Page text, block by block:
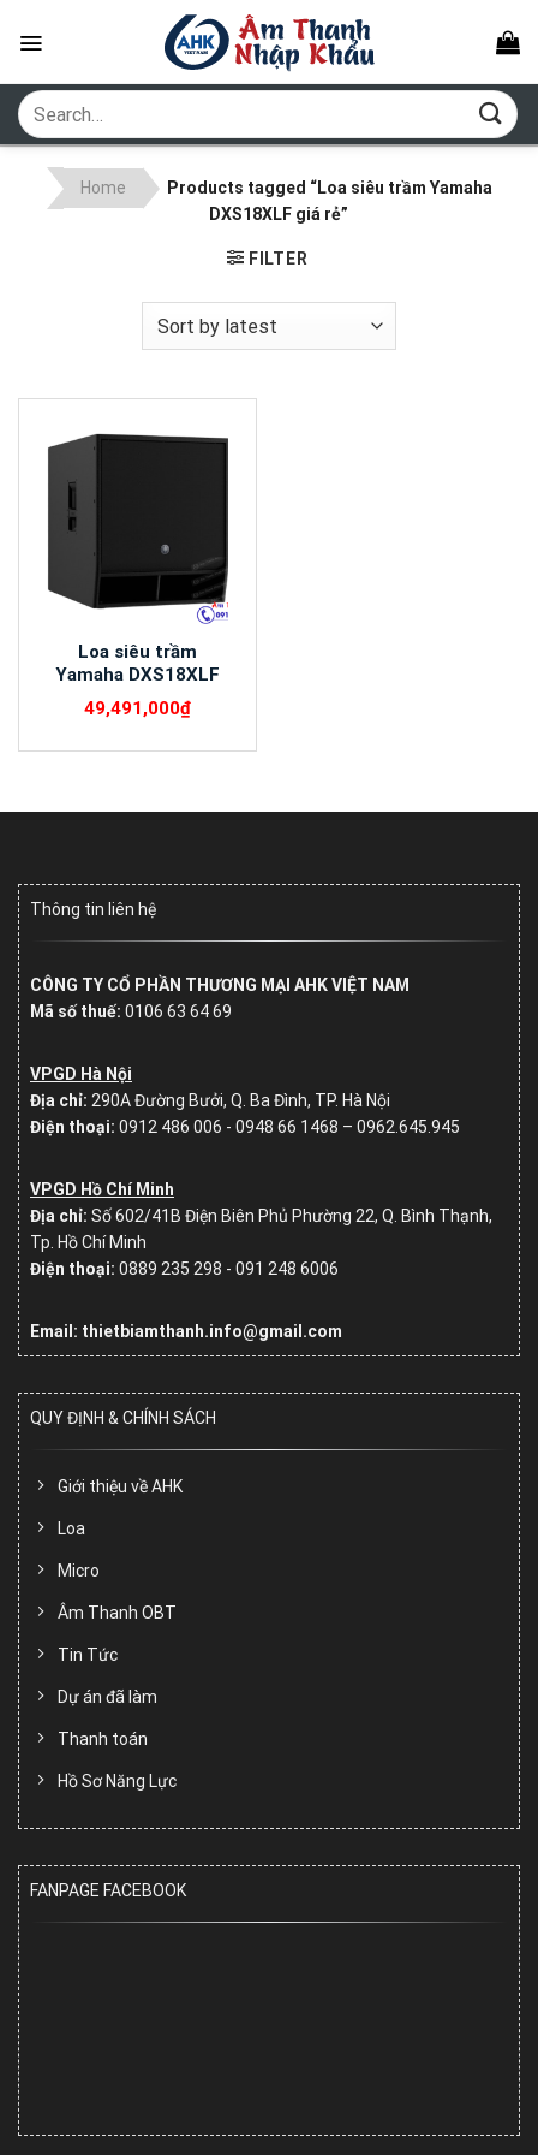
Search
for:
Home
Products tagged “Loa siêu trầm Yamaha
DXS18XLF giá rẻ”
FILTER
Loa siêu trầm
Yamaha DXS18XLF
49,491,000₫
Thông tin liên hệ
CÔNG TY CỔ PHẦN THƯƠNG MẠI AHK VIỆT NAM
Mã số thuế: 0106 63 64 69
VPGD Hà Nội
Địa chỉ: 290A Đường Bưởi, Q. Ba Đình, TP. Hà Nội
Điện thoại: 0912 486 006 - 0948 66 1468 – 0962.645.945
VPGD Hồ Chí Minh
Địa chỉ: Số602/41B Điện Biên Phủ Phường 22, Q. Bình Thạnh,
Tp. Hồ Chí Minh
Điện thoại: 0889 235 298 - 091 248 6006
Email: thietbiamthanh.info@gmail.com
QUY ĐỊNH & CHÍNH SÁCH
Giới thiệu về AHK
Loa
Micro
Âm Thanh OBT
Tin Tức
Dự án đã làm
Thanh toán
Hồ Sơ Năng Lực
FANPAGE FACEBOOK